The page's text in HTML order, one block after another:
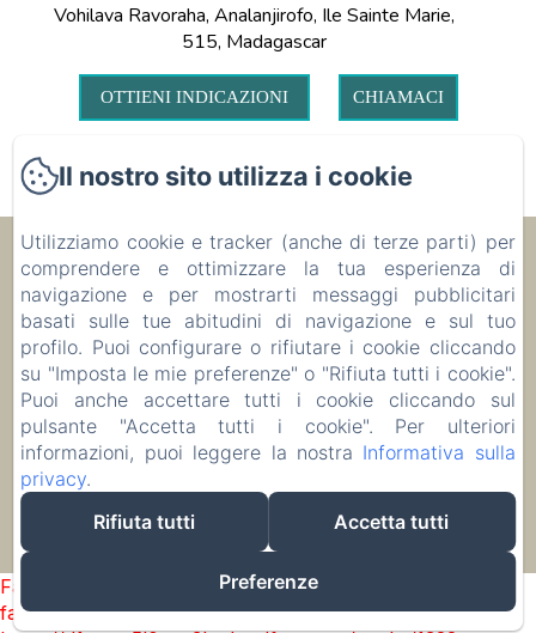
Vohilava Ravoraha, Analanjirofo, Ile Sainte Marie,
515, Madagascar
OTTIENI INDICAZIONI CHIAMACI
Ecolodge Le Ravoraha
00 261 32 40 513 90
prenotare
Alloggio
EN FR ZH-CN RU
PL
Funziona con Amenitiz
Failed to load BookingEngine/index: Loading chunk 1322
failed. (missing:
Il nostro sito utilizza i cookie
Utilizziamo cookie e tracker (anche di terze parti) per
comprendere e ottimizzare la tua esperienza di
navigazione e per mostrarti messaggi pubblicitari
basati sulle tue abitudini di navigazione e sul tuo
profilo. Puoi configurare o rifiutare i cookie cliccando
su "Imposta le mie preferenze" o "Rifiuta tutti i cookie".
Puoi anche accettare tutti i cookie cliccando sul
pulsante "Accetta tutti i cookie". Per ulteriori
informazioni, puoi leggere la nostra Informativa sulla
privacy.
Rifiuta tutti
Accetta tutti
Preferenze